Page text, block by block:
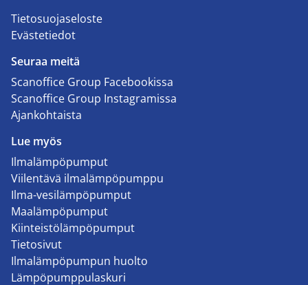
Tietosuojaseloste
Evästetiedot
Seuraa meitä
Scanoffice Group Facebookissa
Scanoffice Group Instagramissa
Ajankohtaista
Lue myös
Ilmalämpöpumput
Viilentävä ilmalämpöpumppu
Ilma-vesilämpöpumput
Maalämpöpumput
Kiinteistölämpöpumput
Tietosivut
Ilmalämpöpumpun huolto
Lämpöpumppulaskuri